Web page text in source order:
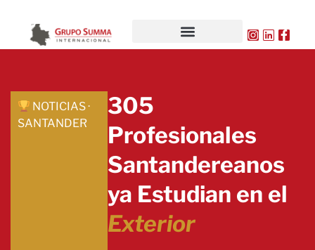
NOTICIAS ·
SANTANDER
305
Profesionales
Santandereanos
ya Estudian en el
Exterior